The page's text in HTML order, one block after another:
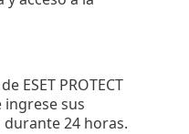
ESET PROTECT
ingrese sus
durante 24 horas.